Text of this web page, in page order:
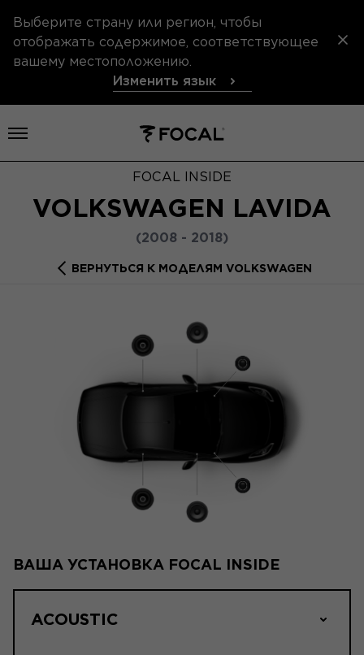
Выберите страну или регион, чтобы
отображать содержимое, соответствующее
вашему местоположению.
Изменить язык
Открыть меню
FOCAL INSIDE
VOLKSWAGEN LAVIDA
(2008 - 2018)
ВЕРНУТЬСЯ К МОДЕЛЯМ VOLKSWAGEN
ВАША УСТАНОВКА FOCAL INSIDE
ACOUSTIC